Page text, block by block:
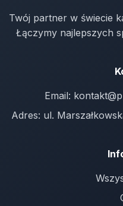
Twój partner w świecie
Łączymy najlepszych
Email:
Adres: ul.